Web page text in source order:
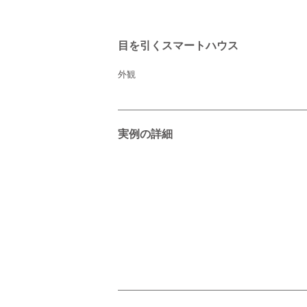
目を引くスマートハウス
外観
実例の詳細